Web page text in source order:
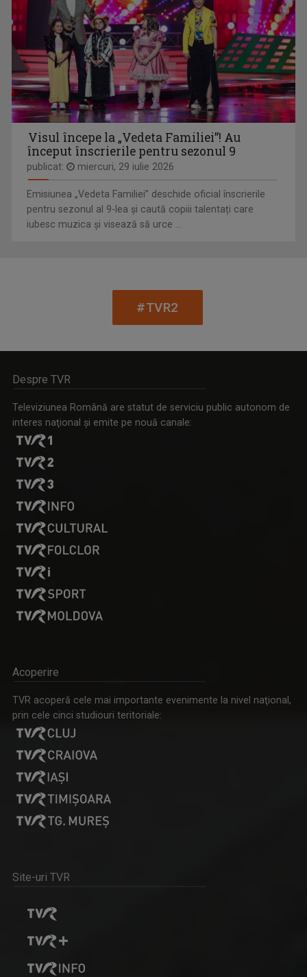
DRAG DE ROMÂNIA MEA!
Paul Surugiu-Fuego prezintă un show ...
MIC DEJUN CU UN CAMPION
În fiecare sâmbătă dimineaţa, la ora 10.00, la ...
LA PORȚILE ORIENTULUI
"La Porțile Orientului" este o producție a ...
„D’ale lu’ Mitică” este o emisiune de reportaj ...
LIANA STANCIU
S-a născut în București pe 24 iulie 1971, iar ...
MARINA ALMĂȘAN
Marina Almăşan este absolventă, ca şef de ...
Iuliana Marciuc a apărut pe micile ecrane ...
Irina Păcurariu este născută la Iaşi, la 23 ...
Visul începe la „Vedeta Familiei”! Au
început înscrierile pentru sezonul 9
publicat: miercuri, 29 iulie 2026
Emisiunea „Vedeta Familiei” deschide oficial înscrierile
pentru sezonul al 9-lea și caută copiii talentați care
iubesc muzica și visează să urce ...
#TVR2
Despre TVR
Televiziunea Română are statut de serviciu public autonom de
interes naţional şi emite pe nouă canale:
Acoperire
TVR acoperă cele mai importante evenimente la nivel naţional,
prin cele cinci studiouri teritoriale:
Site-uri TVR